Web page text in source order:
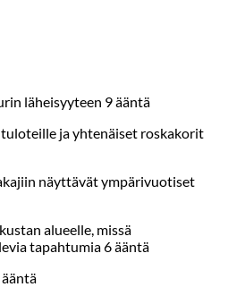
läheisyyteen 9 ääntä
ja yhtenäiset roskakorit
näyttävät ympärivuotiset
alueelle, missä
tapahtumia 6 ääntä